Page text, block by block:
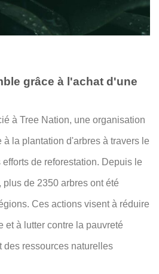
grâce à l'achat d'une
à Tree Nation, une organisation
la plantation d'arbres à travers le
de reforestation. Depuis le
plus de 2350 arbres ont été
Ces actions visent à réduire
et à lutter contre la pauvreté
des ressources naturelles